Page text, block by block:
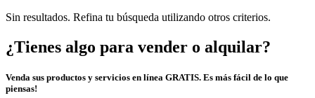
Sin resultados. Refina tu búsqueda utilizando otros criterios.
¿Tienes algo para vender o alquilar?
Venda sus productos y servicios en línea GRATIS. Es más fácil de lo que
piensas!